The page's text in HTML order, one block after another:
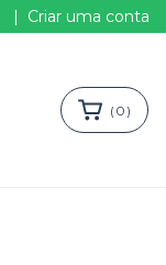
| Criar uma conta
( 0 )